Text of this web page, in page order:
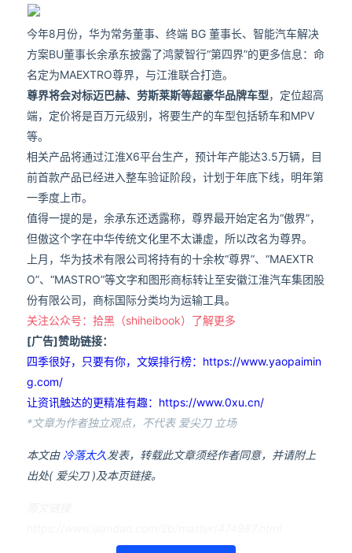
今年8月份，华为常务董事、终端 BG 董事长、智能汽车解决
方案BU董事长余承东披露了鸿蒙智行“第四界”的更多信息：命
名定为MAEXTRO尊界，与江淮联合打造。
尊界将会对标迈巴赫、劳斯莱斯等超豪华品牌车型，定位超高
端，定价将是百万元级别，将要生产的车型包括轿车和MPV
等。
相关产品将通过江淮X6平台生产，预计年产能达3.5万辆，目
前首款产品已经进入整车验证阶段，计划于年底下线，明年第
一季度上市。
值得一提的是，余承东还透露称，尊界最开始定名为“傲界”，
但傲这个字在中华传统文化里不太谦虚，所以改名为尊界。
上月，华为技术有限公司将持有的十余枚“尊界”、“MAEXTR
O”、“MASTRO”等文字和图形商标转让至安徽江淮汽车集团股
份有限公司，商标国际分类均为运输工具。
关注公众号：拾黑（shiheibook）了解更多
[广告]赞助链接：
四季很好，只要有你，文娱排行榜：https://www.yaopaimin
g.com/
让资讯触达的更精准有趣：https://www.0xu.cn/
*文章为作者独立观点，不代表 爱尖刀 立场
本文由 冷落太久发表，转载此文章须经作者同意，并请附上
出处( 爱尖刀 )及本页链接。